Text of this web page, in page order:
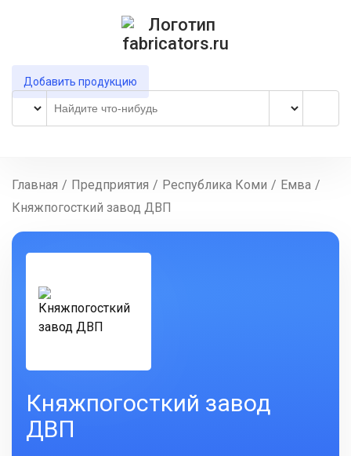
Добавить продукцию
Главная / Предприятия / Республика Коми / Емва /
Княжпогосткий завод ДВП
Княжпогосткий завод
ДВП